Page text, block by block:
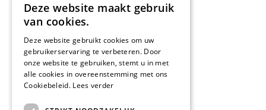
Deze website maakt gebruik
van cookies.
Deze website gebruikt cookies om uw
gebruikerservaring te verbeteren. Door
onze website te gebruiken, stemt u in met
alle cookies in overeenstemming met ons
Cookiebeleid. Lees verder